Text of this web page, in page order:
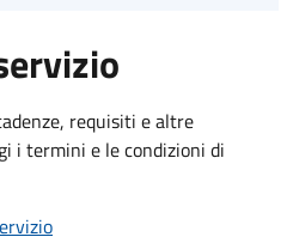
requisiti e altre
i termini e le condizioni di